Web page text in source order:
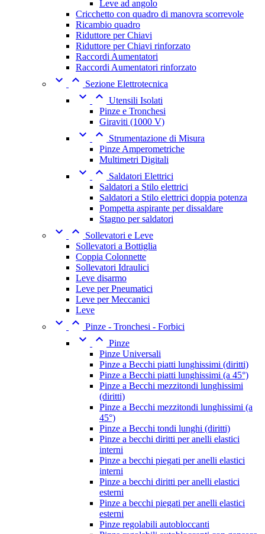
Leve ad angolo
Cricchetto con quadro di manovra scorrevole
Ricambio quadro
Riduttore per Chiavi
Riduttore per Chiavi rinforzato
Raccordi Aumentatori
Raccordi Aumentatori rinforzato
  Sezione Elettrotecnica
  Utensili Isolati
Pinze e Tronchesi
Giraviti (1000 V)
 
Strumentazione di Misura
Pinze Amperometriche
Multimetri Digitali
 
Saldatori Elettrici
Saldatori a Stilo elettrici
Saldatori a Stilo elettrici doppia potenza
Pompetta aspirante per dissaldare
Stagno per saldatori
 
Sollevatori e Leve
Sollevatori a Bottiglia
Coppia Colonnette
Sollevatori Idraulici
Leve disarmo
Leve per Pneumatici
Leve per Meccanici
Leve
  Pinze - Tronchesi - Forbici
  Pinze
Pinze Universali
Pinze a Becchi piatti lunghissimi (diritti)
Pinze a Becchi piatti lunghissimi (a 45°)
Pinze a Becchi mezzitondi lunghissimi
(diritti)
Pinze a Becchi mezzitondi lunghissimi (a
45°)
Pinze a Becchi tondi lunghi (diritti)
Pinze a becchi diritti per anelli elastici
interni
Pinze a becchi piegati per anelli elastici
interni
Pinze a becchi diritti per anelli elastici
esterni
Pinze a becchi piegati per anelli elastici
esterni
Pinze regolabili autobloccanti